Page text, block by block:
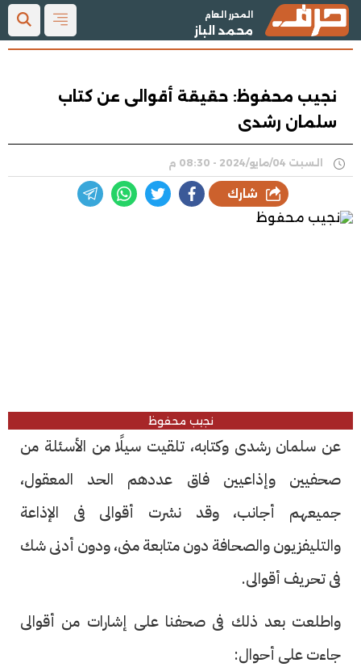
المحرر العام
محمد الباز
نجيب محفوظ: حقيقة أقوالى عن كتاب
سلمان رشدى
السبت 04/مايو/2024 - 08:30 م
شارك
نجيب محفوظ
عن سلمان رشدى وكتابه، تلقيت سيلًا من الأسئلة من
صحفيين وإذاعيين فاق عددهم الحد المعقول،
جميعهم أجانب، وقد نشرت أقوالى فى الإذاعة
والتليفزيون والصحافة دون متابعة منى، ودون أدنى شك
فى تحريف أقوالى.
واطلعت بعد ذلك فى صحفنا على إشارات من أقوالى
جاءت على أحوال: